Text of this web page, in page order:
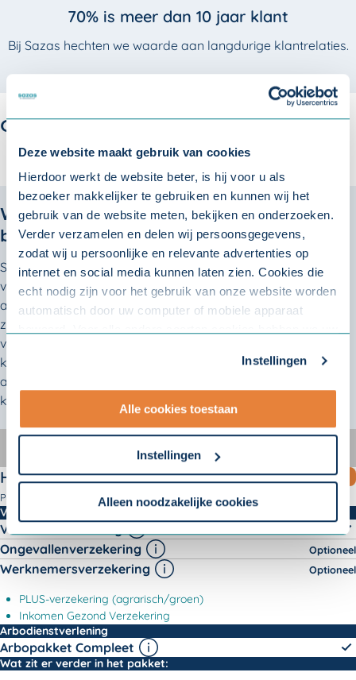
Deze website maakt gebruik van cookies
Hierdoor werkt de website beter, is hij voor u als
bezoeker makkelijker te gebruiken en kunnen wij het
gebruik van de website meten, bekijken en onderzoeken.
Verder verzamelen en delen wij persoonsgegevens,
zodat wij u persoonlijke en relevante advertenties op
internet en social media kunnen laten zien. Cookies die
echt nodig zijn voor het gebruik van onze website worden
automatisch door uw computer of mobiele apparaat
aanpassen. Met uw toestemming delen wij uw gegevens
- Lees hier onzeprivacyverklaringen onze
Om uw toestemmingsvoorkeur te wijzigen, klikt u op
Instellingen
Alle cookies toestaan
Instellingen
Alleen noodzakelijke cookies
70% is meer dan 10 jaar klant
Bij Sazas hechten we waarde aan langdurige klantrelaties.
Onze verzuimverzekeringspakketten
Welkverzuimverzekeringspakketpast
bij u?
Sazas is méér dan een verzuimverzekeraar. Als
verzuimspecialist nemen wij bij ziekteverzuim en
arbeidsongeschiktheid uw zorgen uit handen. Ook als u zelf
ziek wordt. Vergelijk onze verzuimverzekeringen en kies de
verzekering die het beste past bij uw wensen en situatie. U
kunt de verzuimverzekering ook combineren met
arbodienstverlening en werknemersverzekeringen naar
keuze.
Compleet
HandenVrij Compleet
Pakket
MEEST GEKOZEN
HandenVrij Compleet -
Verzekeringen
Verzuimverzekering
Ongevallenverzekering
Optioneel
Werknemersverzekering Optioneel
PLUS-verzekering (agrarisch/groen)
Inkomen Gezond Verzekering
HandenVrij Compleet -
Arbodienstverlening
Arbopakket Compleet
HandenVrij Compleet -
Wat zit er verder in het pakket: